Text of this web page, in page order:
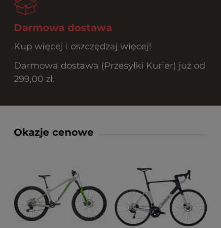
Darmowa dostawa
Kup więcej i oszczędzaj więcej!
Darmowa dostawa (Przesyłki Kurier) już od
299,00 zł.
Okazje cenowe